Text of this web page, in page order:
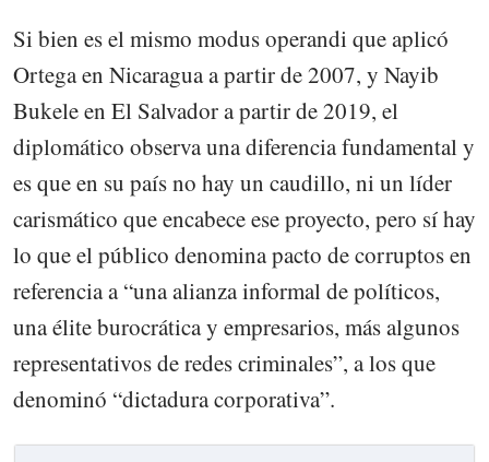
Si bien es el mismo modus operandi que aplicó
Ortega en Nicaragua a partir de 2007, y Nayib
Bukele en El Salvador a partir de 2019, el
diplomático observa una diferencia fundamental y
es que en su país no hay un caudillo, ni un líder
carismático que encabece ese proyecto, pero sí hay
lo que el público denomina pacto de corruptos en
referencia a “una alianza informal de políticos,
una élite burocrática y empresarios, más algunos
representativos de redes criminales”, a los que
denominó “dictadura corporativa”.